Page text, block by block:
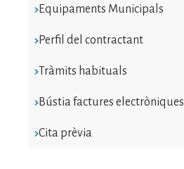
Equipaments Municipals
Perfil del contractant
Tràmits habituals
Bústia factures electròniques
Cita prèvia